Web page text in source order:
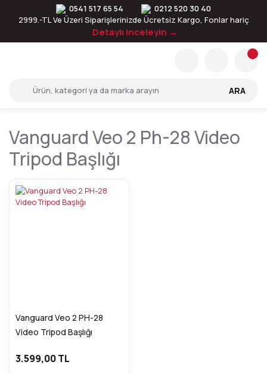
0541 517 65 54
0212 520 30 40
2999.-TL Ve Üzeri Siparişlerinizde Ücretsiz Kargo, Fonlar hariç
Detaylı inceleyin →
ARA
Vanguard Veo 2 Ph-28 Video
Tripod Başlığı
Vanguard Veo 2 PH-28
Video Tripod Başlığı
3.599,00 TL